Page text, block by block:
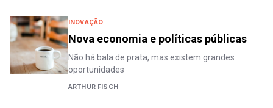
INOVAÇÃO
Nova economia e políticas públicas
Não há bala de prata, mas existem grandes
oportunidades
ARTHUR FISCH